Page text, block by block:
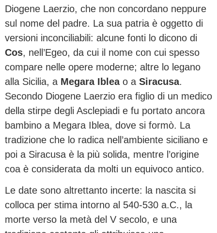
Diogene Laerzio, che non concordano neppure
sul nome del padre. La sua patria è oggetto di
versioni inconciliabili: alcune fonti lo dicono di
Cos, nell’Egeo, da cui il nome con cui spesso
compare nelle opere moderne; altre lo legano
alla Sicilia, a Megara Ibleao a Siracusa.
Secondo Diogene Laerzio era figlio di un medico
della stirpe degli Asclepiadi e fu portato ancora
bambino a Megara Iblea, dove si formò. La
tradizione che lo radica nell’ambiente siciliano e
poi a Siracusa è la più solida, mentre l’origine
coa è considerata da molti un equivoco antico.
Le date sono altrettanto incerte: la nascita si
colloca per stima intorno al 540-530 a.C., la
morte verso la metà del V secolo, e una